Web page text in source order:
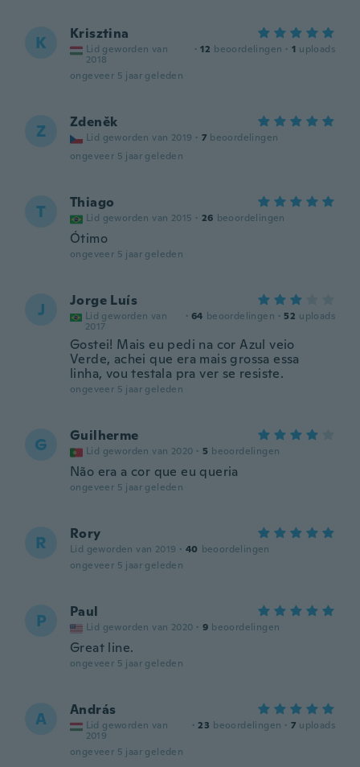
K Krisztina
Lid geworden van
2018
· 12 beoordelingen · 1 uploads
ongeveer 5 jaar geleden
Z Zdeněk
Lid geworden van 2019 · 7 beoordelingen
ongeveer 5 jaar geleden
T Thiago
Lid geworden van 2015 · 26 beoordelingen
Ótimo
ongeveer 5 jaar geleden
J Jorge Luís
Lid geworden van
2017
· 64 beoordelingen · 52 uploads
Gostei! Mais eu pedi na cor Azul veio
Verde, achei que era mais grossa essa
linha, vou testala pra ver se resiste.
ongeveer 5 jaar geleden
G Guilherme
Lid geworden van 2020 · 5 beoordelingen
Não era a cor que eu queria
ongeveer 5 jaar geleden
R Rory
Lid geworden van 2019 · 40 beoordelingen
ongeveer 5 jaar geleden
P Paul
Lid geworden van 2020 · 9 beoordelingen
Great line.
ongeveer 5 jaar geleden
A András
Lid geworden van
2019
· 23 beoordelingen · 7 uploads
ongeveer 5 jaar geleden